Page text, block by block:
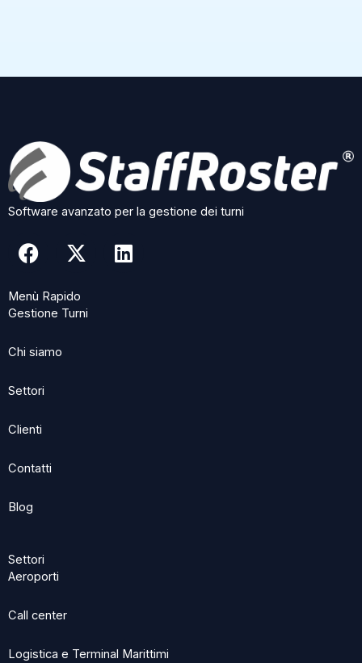
Software avanzato per la gestione dei turni
F
a
e
b
o
o
k
X
-
w
i
L
i
Menù Rapido
Gestione Turni
Chi siamo
Settori
Clienti
Contatti
Blog
Settori
Aeroporti
Call center
Logistica e Terminal Marittimi